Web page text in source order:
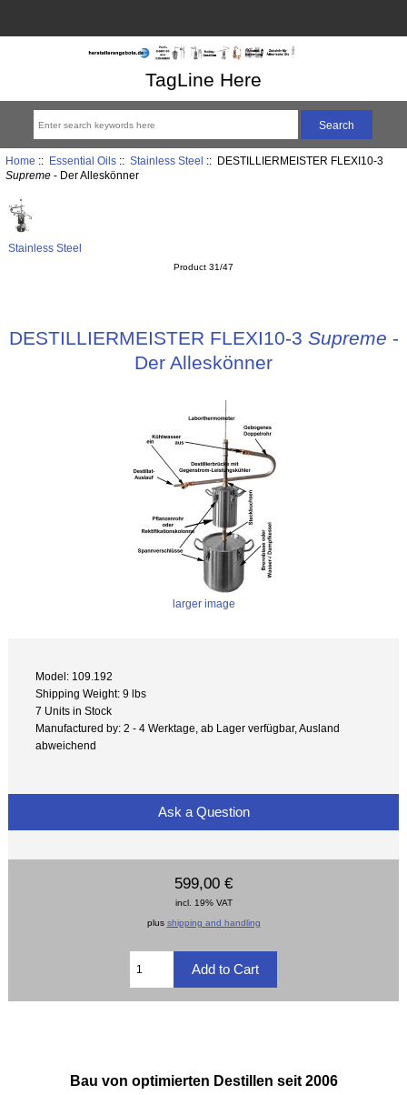
TagLine Here
Home :: Essential Oils:: Stainless Steel :: DESTILLIERMEISTER FLEXI10-3
Supreme- Der Alleskönner
Stainless Steel
Product 31/47
DESTILLIERMEISTER FLEXI10-3 Supreme -
Der Alleskönner
larger image
Model: 109.192
Shipping Weight: 9 lbs
7 Units in Stock
Manufactured by: 2 - 4 Werktage, ab Lager verfügbar, Ausland
abweichend
Ask a Question
599,00 €
incl. 19% VAT
plus shipping and handling
Bau von optimierten Destillen seit 2006